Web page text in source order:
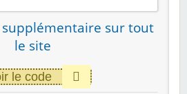
supplémentaire sur tout
le site
le code